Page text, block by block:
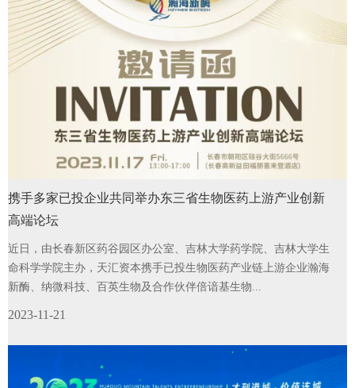
携手多家已投企业共同举办东三省生物医药上游产业创新
高端论坛
近日，由长春新区药谷园区办公室、吉林大学药学院、吉林大学生
命科学学院主办，天汇资本携手已投生物医药产业链上游企业瀚海
新酶、纳微科技、百英生物及合作伙伴倍谙基生物...
2023-11-21